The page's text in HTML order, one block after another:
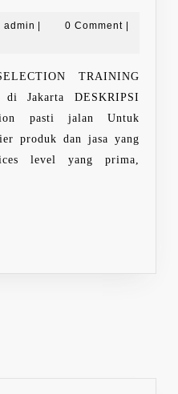
SELECTION
EVALUATION
IN
EFFECTIVELY
admin admin0 Comment
TRAINING
Jakarta DESKRIPSI
pasti jalan Untuk
produk dan jasa yang
level yang prima,